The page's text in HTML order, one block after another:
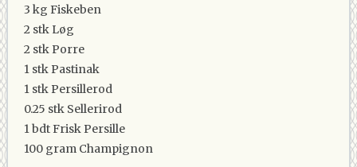
3 kg Fiskeben
2 stk Løg
2 stkPorre
1 stkPastinak
1 stkPersillerod
0.25 stk Sellerirod
1 bdtFrisk Persille
100 gram Champignon